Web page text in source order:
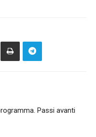
Passi avanti